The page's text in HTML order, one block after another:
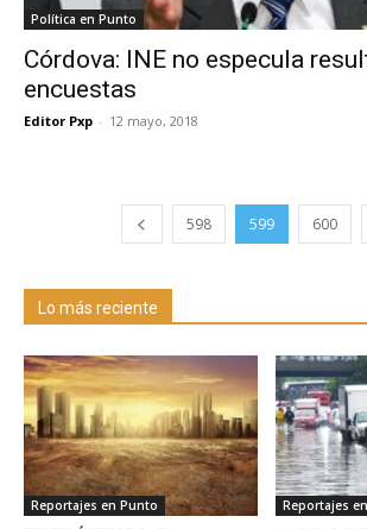
Política en Punto
Córdova: INE no especula
encuestas
Editor Pxp - 12 mayo, 2018
598 599 600
Lo más reciente
Reportajes en Punto Reportajes